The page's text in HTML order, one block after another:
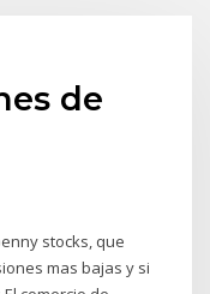
de
stocks, que
mas bajas y si